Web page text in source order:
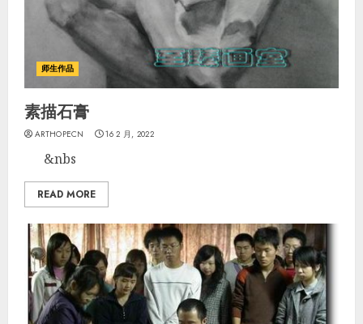
师生作品
素描石膏
ARTHOPECN 16 2 月, 2022
&nbs
READ MORE